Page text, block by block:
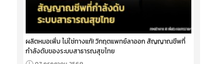
ผลิตหมอเพิ่ม ไม่ใช่ทางแก้! วิกฤตแพทย์ลาออก สัญญาณชีพที่
กำลังดับของระบบสาธารณสุขไทย